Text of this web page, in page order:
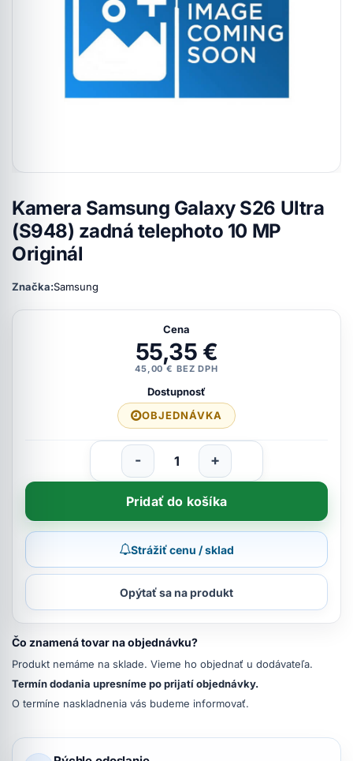
Kamera Samsung Galaxy S26 Ultra
(S948) zadná telephoto 10 MP
Originál
Značka:Samsung
Cena
55,35 €
45,00 € BEZ DPH
Dostupnosť
OBJEDNÁVKA
- +
Pridať do košíka
Strážiť cenu / sklad
Opýtať sa na produkt
Čo znamená tovar na objednávku?
Produkt nemáme na sklade. Vieme ho objednať u dodávateľa.
Termín dodania upresníme po prijatí objednávky.
O termíne naskladnenia vás budeme informovať.